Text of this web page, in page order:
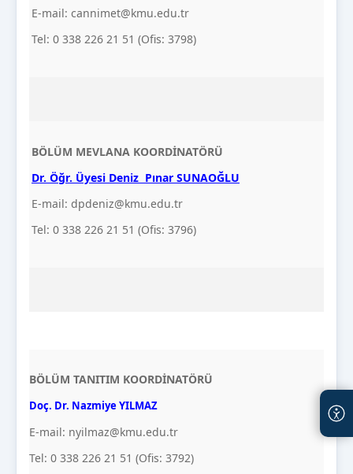
E-mail: cannimet@kmu.edu.tr
Tel: 0 338 226 21 51 (Ofis: 3798)
BÖLÜM MEVLANA KOORDİNATÖRÜ
Dr. Öğr. Üyesi Deniz Pınar SUNAOĞLU
E-mail: dpdeniz@kmu.edu.tr
Tel: 0 338 226 21 51 (Ofis: 3796)
BÖLÜM TANITIM KOORDİNATÖRÜ
Doç. Dr. Nazmiye YILMAZ
E-mail: nyilmaz@kmu.edu.tr
Tel: 0 338 226 21 51 (Ofis: 3792)